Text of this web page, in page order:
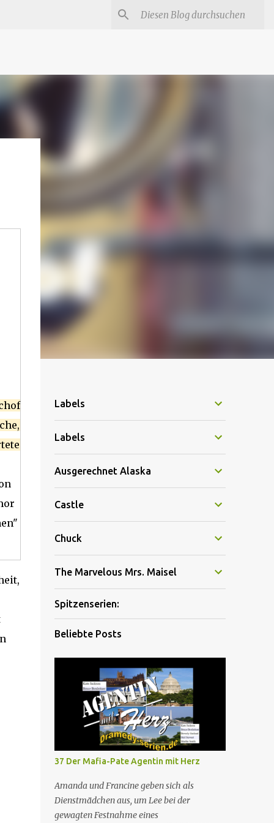
Labels
Labels
Ausgerechnet Alaska
Castle
Chuck
The Marvelous Mrs. Maisel
Spitzenserien:
Beliebte Posts
37 Der Mafia-Pate Agentin mit Herz
Amanda und Francine geben sich als
Dienstmädchen aus, um Lee bei der
gewagten Festnahme eines